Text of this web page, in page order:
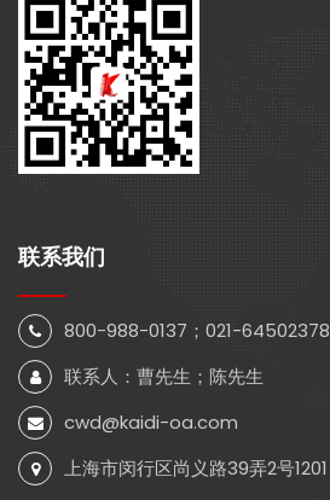
联系我们
800-988-0137；021-64502378
联系人：曹先生；陈先生
cwd@kaidi-oa.com
上海市闵行区尚义路39弄2号1201